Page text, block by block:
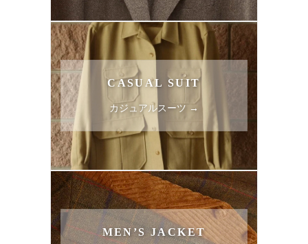
CASUAL SUIT
カジュアルスーツ →
MEN’S JACKET